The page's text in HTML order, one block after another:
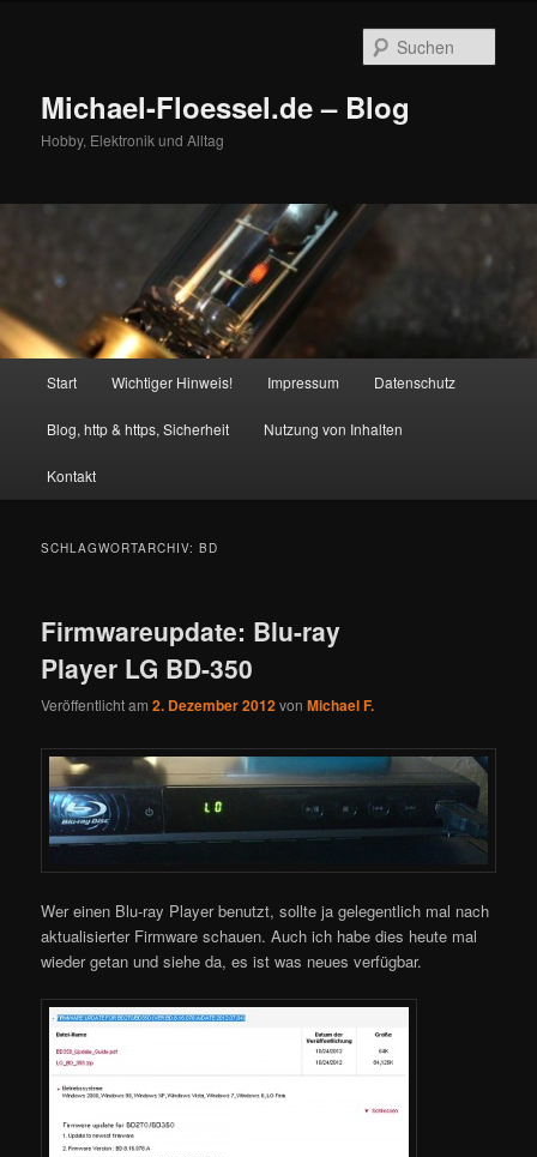
Michael-Floessel.de – Blog
Hobby, Elektronik und Alltag
Start Wichtiger Hinweis! Impressum Datenschutz
Blog, http & https, Sicherheit Nutzung von Inhalten
Kontakt
SCHLAGWORTARCHIV:BD
Firmwareupdate: Blu-ray
Player LG BD-350
Veröffentlicht am2. Dezember 2012vonMichael F.
Wer einen Blu-ray Player benutzt, sollte ja gelegentlich mal nach
aktualisierter Firmware schauen. Auch ich habe dies heute mal
wieder getan und siehe da, es ist was neues verfügbar.